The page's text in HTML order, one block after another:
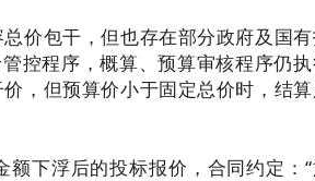
价包干，但也存在部分政府及国
控程序，概算、预算审核程序仍执
，但预算价小于固定总价时，结
下浮后的投标报价，合同约定：